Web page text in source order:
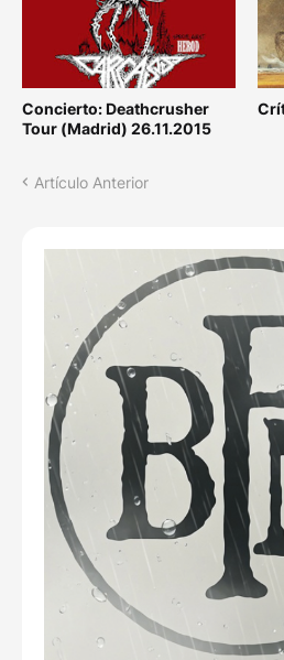
Concierto: Deathcrusher
Tour (Madrid) 26.11.2015
Artículo Anterior